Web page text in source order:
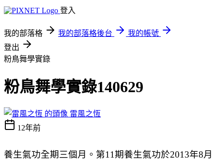
登入
我的部落格 我的部落格後台
我的帳號
登出
粉鳥舞學實錄
粉鳥舞學實錄140629
雷風之恆
12年前
養生氣功全期三個月。第11期養生氣功於2013年8月